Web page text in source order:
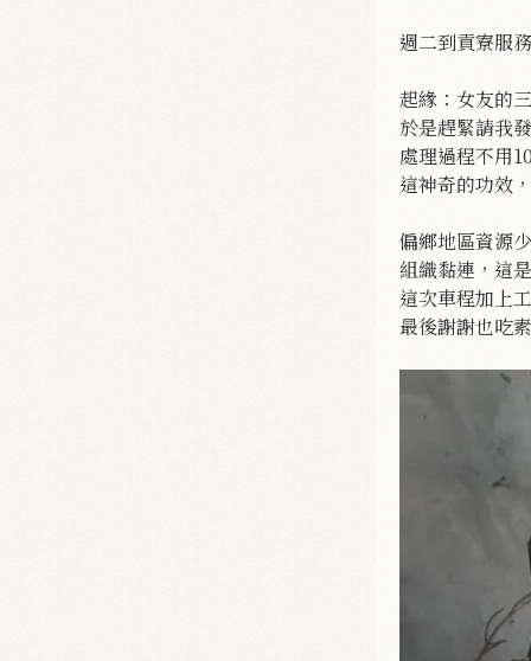
週二到貢寮服
起緣：女友的
於是趕緊請我
處理過程不用
這神奇的功效
偏鄉地區資源
組織黏連，這
這次車程加上
最後謝謝也吃